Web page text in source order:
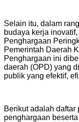
Selain itu, dalam
budaya kerja
Penghargaan
Pemerintah Daerah
Penghargaan ini
daerah (OPD) yang
publik yang efektif,
Berikut adalah daftar
penghargaan